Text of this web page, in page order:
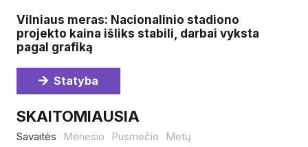
Vilniaus meras: Nacionalinio stadiono
projekto kaina išliks stabili, darbai vyksta
pagal grafiką
Statyba
SKAITOMIAUSIA
Savaitės Mėnesio Pusmečio Metų